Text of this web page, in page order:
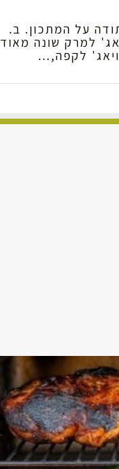
על המתכון. ב.
למרק שונה מאוד
לקפה,...